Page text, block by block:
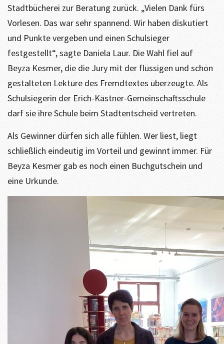
Stadtbücherei zur Beratung zurück. „Vielen Dank fürs
Vorlesen. Das war sehr spannend. Wir haben diskutiert
und Punkte vergeben und einen Schulsieger
festgestellt“, sagte Daniela Laur. Die Wahl fiel auf
Beyza Kesmer, die die Jury mit der flüssigen und schön
gestalteten Lektüre des Fremdtextes überzeugte. Als
Schulsiegerin der Erich-Kästner-Gemeinschaftsschule
darf sie ihre Schule beim Stadtentscheid vertreten.
Als Gewinner dürfen sich alle fühlen. Wer liest, liegt
schließlich eindeutig im Vorteil und gewinnt immer. Für
Beyza Kesmer gab es noch einen Buchgutschein und
eine Urkunde.